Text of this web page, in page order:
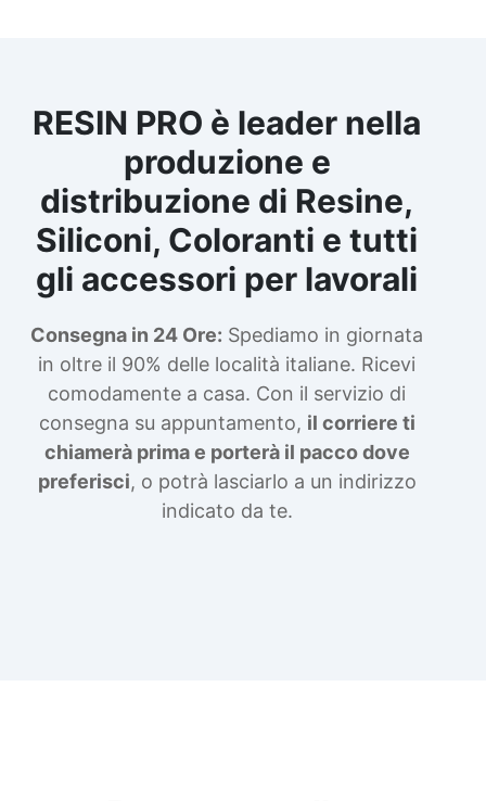
RESIN PRO è leader nella
produzione e
distribuzione di Resine,
Siliconi, Coloranti e tutti
gli accessori per lavorali
Consegna in 24 Ore: Spediamo in giornata
in oltre il 90% delle località italiane. Ricevi
comodamente a casa. Con il servizio di
consegna su appuntamento, il corriere ti
chiamerà prima e porterà il pacco dove
preferisci, o potrà lasciarlo a un indirizzo
indicato da te.